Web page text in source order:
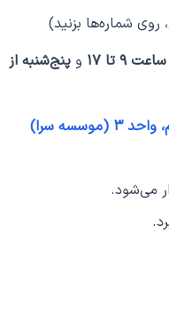
شماره‌ها بزنید)
۹ تا ۱۷ وپنج‌شنبه از
می‌شود.